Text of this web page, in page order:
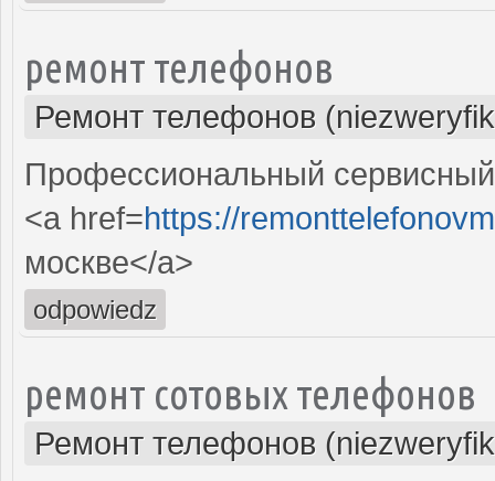
ремонт телефонов
Ремонт телефонов
Профессиональный
<a href=https://
москве</a>
odpowiedz
ремонт сотовых телефонов
Ремонт телефонов